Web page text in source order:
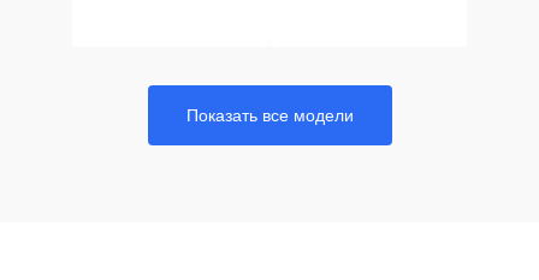
Показать все модели